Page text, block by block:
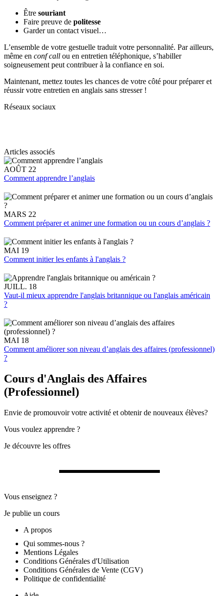
Être souriant
Faire preuve de politesse
Garder un contact visuel…
L’ensemble de votre gestuelle traduit votre personnalité. Par ailleurs,
même en conf call ou en entretien téléphonique, s’habiller
soigneusement peut contribuer à la confiance en soi.
Maintenant, mettez toutes les chances de votre côté pour préparer et
réussir votre entretien en anglais sans stresser !
Réseaux sociaux
Articles associés
AOÛT 22
Comment apprendre l’anglais
MARS 22
Comment préparer et animer une formation ou un cours d’anglais ?
MAI 19
Comment initier les enfants à l'anglais ?
JUILL. 18
Vaut-il mieux apprendre l'anglais britannique ou l'anglais américain
?
MAI 18
Comment améliorer son niveau d’anglais des affaires (professionnel)
?
Cours d'Anglais des Affaires
(Professionnel)
Envie de promouvoir votre activité et obtenir de nouveaux élèves?
Vous voulez apprendre ?
Je découvre les offres
Vous enseignez ?
Je publie un cours
A propos
Qui sommes-nous ?
Mentions Légales
Conditions Générales d'Utilisation
Conditions Générales de Vente (CGV)
Politique de confidentialité